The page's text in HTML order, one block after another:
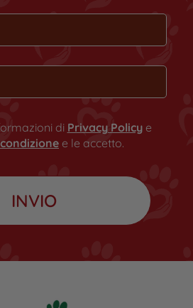
di Privacy Policye
e le accetto.